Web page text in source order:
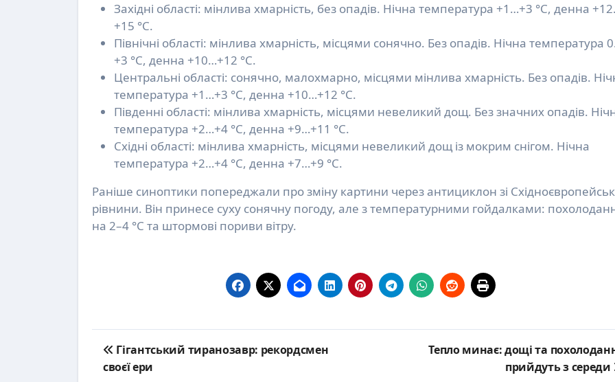
Західні області: мінлива хмарність, без опадів. Нічна температура +1…+3 °C, денна
+15 °C.
Північні області: мінлива хмарність, місцями сонячно. Без опадів. Нічна температура
+3 °C, денна +10…+12 °C.
Центральні області: сонячно, малохмарно, місцями мінлива хмарність. Без опадів.
температура +1…+3 °C, денна +10…+12 °C.
Південні області: мінлива хмарність, місцями невеликий дощ. Без значних опадів.
температура +2…+4 °C, денна +9…+11 °C.
Східні області: мінлива хмарність, місцями невеликий дощ із мокрим снігом. Нічна
температура +2…+4 °C, денна +7…+9 °C.
Раніше синоптики попереджали про зміну картини через антициклон зі
рівнини. Він принесе суху сонячну погоду, але з температурними гойдалками:
на 2–4 °C та штормові пориви вітру.
Post
navigation
Гігантський тиранозавр: рекордсмен
своєї ери
Тепло минає: дощі та
прийдуть з середи